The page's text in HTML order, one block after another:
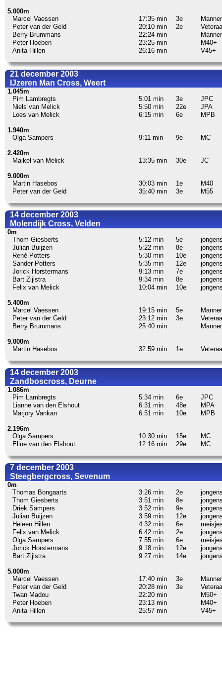
5.000m
Marcel Vaessen
17:35 min 3e
Peter van der Geld
20:10 min 2e
Berry Brummans
22:24 min
Peter Hoeben
23:25 min
M40+
Anita Hillen
26:16 min V45+
21 december 2003
IJzeren Man Cross, Weert
1.045m
Pim Lambregts
5:01 min 3e
JPC
Niels van Melick
5:50 min 22e
JPA
Loes van Melick
6:15 min 6e MPB
1.940m
Olga Sampers
9:11 min 9e MC
2.420m
Maikel van Melick
13:35 min 30e JC
9.000m
Martin Hasebos
30:03 min 1e
M40
Peter van der Geld
35:40 min 3e M55
14 december 2003
Molendijk Cross, Velden
0m
Thom Giesberts
5:12 min 5e
Julian Buijzen
5:22 min 8e
René Potters
5:30 min 10e
Sander Potters
5:35 min 12e
Jorick Horstermans
9:13 min 7e
Bart Zijlstra
9:34 min 8e
Felix van Melick
10:04 min 10e
5.400m
Marcel Vaessen
19:15 min 5e
Peter van der Geld
23:12 min 3e
Berry Brummans
25:40 min
9.000m
Martin Hasebos
32:59 min 1e
14 december 2003
Zandboscross, Deurne
1.086m
Pim Lambregts
5:34 min 6e
JPC
Lianne van den Elshout
6:31 min 48e
MPA
Marjory Vankan
6:51 min 10e MPB
2.196m
Olga Sampers
10:30 min 15e
MC
Eline van den Elshout
12:16 min 29e MC
7 december 2003
Steegbergcross, Sevenum
0m
Thomas Bongaarts
3:26 min 2e
Thom Giesberts
3:51 min 8e
Driek Sampers
3:52 min 9e
Julian Buijzen
3:59 min 12e
Heleen Hillen
4:32 min 6e
Felix van Melick
6:42 min 2e
Olga Sampers
7:55 min 6e
Jorick Horstermans
9:18 min 12e
Bart Zijlstra
9:27 min 14e
5.000m
Marcel Vaessen
17:40 min 3e
Peter van der Geld
20:28 min 3e
Twan Madou
22:20 min
M50+
Peter Hoeben
23:13 min
M40+
Anita Hillen
25:57 min V45+